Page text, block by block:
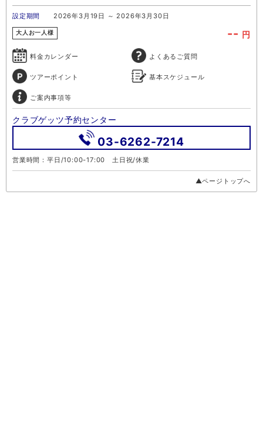
設定期間 2026年3月19日 ～ 2026年3月30日
大人お一人様 -- 円
料金カレンダー よくあるご質問
ツアーポイント 基本スケジュール
ご案内事項等
クラブゲッツ予約センター
03-6262-7214
営業時間：平日/10:00-17:00 土日祝/休業
▲ページトップへ